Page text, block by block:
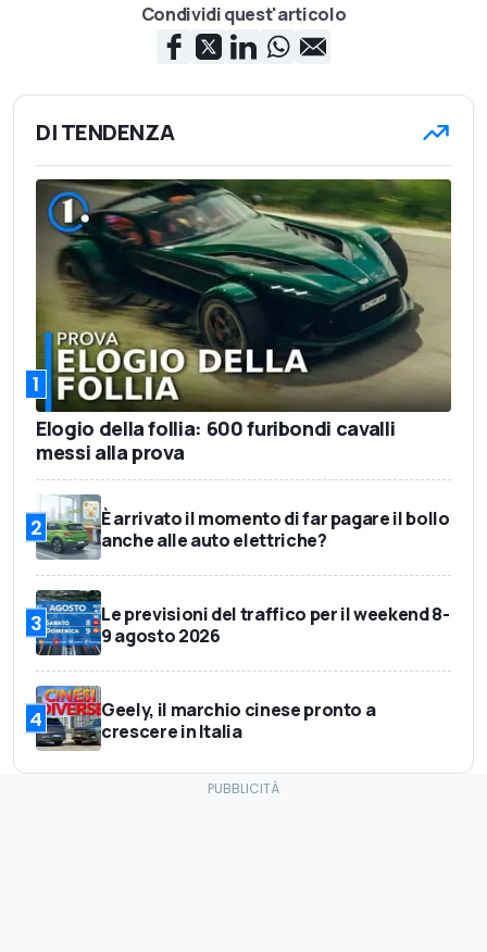
Condividi quest'articolo
DI TENDENZA
1
Elogio della follia: 600 furibondi cavalli
messi alla prova
2
È arrivato il momento di far pagare il bollo
anche alle auto elettriche?
3
Le previsioni del traffico per il weekend 8-
9 agosto 2026
4
Geely, il marchio cinese pronto a
crescere in Italia